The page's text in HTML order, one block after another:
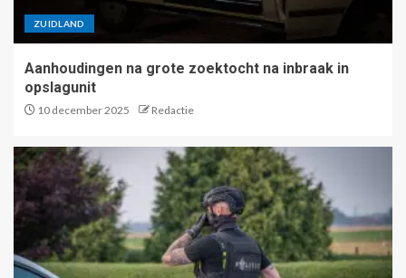
ZUIDLAND
Aanhoudingen na grote zoektocht na inbraak in
opslagunit
10 december 2025 Redactie